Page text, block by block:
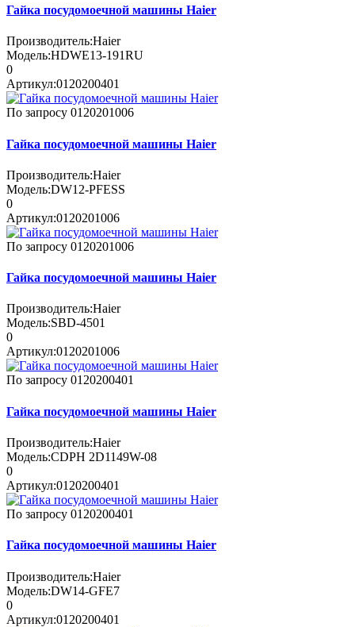
Гайка посудомоечной машины Haier
Производитель:Haier
Модель:HDWE13-191RU
0
Артикул:0120200401
По запросу 0120201006
Гайка посудомоечной машины Haier
Производитель:Haier
Модель:DW12-PFESS
0
Артикул:0120201006
По запросу 0120201006
Гайка посудомоечной машины Haier
Производитель:Haier
Модель:SBD-4501
0
Артикул:0120201006
По запросу 0120200401
Гайка посудомоечной машины Haier
Производитель:Haier
Модель:CDPH 2D1149W-08
0
Артикул:0120200401
По запросу 0120200401
Гайка посудомоечной машины Haier
Производитель:Haier
Модель:DW14-GFE7
0
Артикул:0120200401